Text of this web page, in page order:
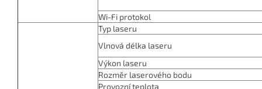
Wi-Fi protokol
Typ laseru
Vlnová délka laseru
Výkon laseru
Rozměr laserového bodu
Provozní teplota